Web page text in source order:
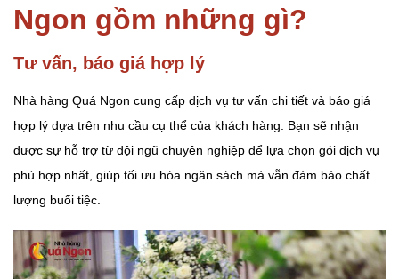
Ngon gồm những gì?
Tư vấn, báo giá hợp lý
Nhà hàng Quá Ngon cung cấp dịch vụ tư vấn chi tiết và báo giá
hợp lý dựa trên nhu cầu cụ thể của khách hàng. Bạn sẽ nhận
được sự hỗ trợ từ đội ngũ chuyên nghiệp để lựa chọn gói dịch vụ
phù hợp nhất, giúp tối ưu hóa ngân sách mà vẫn đảm bảo chất
lượng buổi tiệc.